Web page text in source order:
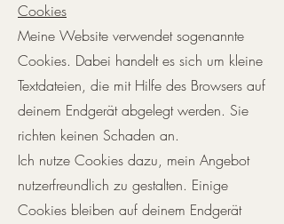
Cookies
Meine Website verwendet sogenannte
Cookies. Dabei handelt es sich um kleine
Textdateien, die mit Hilfe des Browsers auf
deinem Endgerät abgelegt werden. Sie
richten keinen Schaden an.
Ich nutze Cookies dazu, mein Angebot
nutzerfreundlich zu gestalten. Einige
Cookies bleiben auf deinem Endgerät